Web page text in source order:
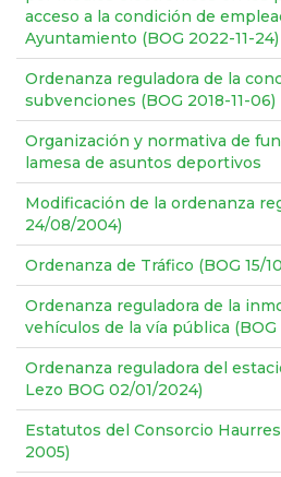
acceso a la condición de
Ayuntamiento (BOG 2022-11-24)
Ordenanza reguladora de la
subvenciones (BOG 2018-11-06)
Organización y normativa de
lamesa de asuntos deportivos
Modificación de la ordenanza
24/08/2004)
Ordenanza de Tráfico (BOG 15/
Ordenanza reguladora de la
vehículos de la vía pública
Ordenanza reguladora del
Lezo BOG 02/01/2024)
Estatutos del Consorcio
2005)